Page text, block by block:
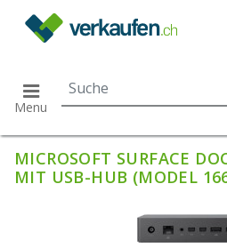
Menu
MICROSOFT SURFACE
MIT USB-HUB (MODEL